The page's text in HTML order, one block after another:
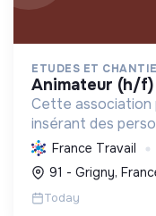
ETUDES ET
animateur (h/f)
Cette association
insérant des
des projets
de vie et formant
France Travail
91 - Grigny,
Today